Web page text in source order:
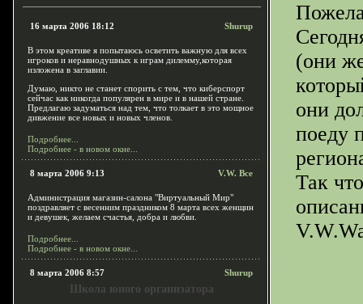
16 марта 2006 18:12 Shurup
В этом креативе я попытаюсь осветить важную для всех
игроков и неравнодушных к играм дилемму,которая
изложена в заглавии.
Думаю, никто не станет спорить с тем, что киберспорт
сейчас как никогда популярен в мире и в нашей стране.
Предлагаю задуматься над тем, что толкает в это мощное
дивжение все новых и новых членов.
Подробнее...
Подробнее - в новом окне...
8 марта 2006 9:13 V.W. Все
Администрация магазин-салона "Виртуальный Мир"
поздравляет с весенним праздником 8 марта всех женщин
и девушек, желаем счастья, добра и любви.
Подробнее...
Подробнее - в новом окне...
8 марта 2006 8:57 Shurup
Школа юного организатора
(они
они
поеду
Так